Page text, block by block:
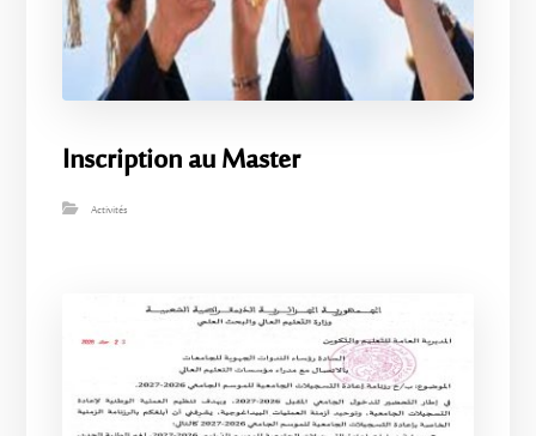
Inscription au Master
Activités